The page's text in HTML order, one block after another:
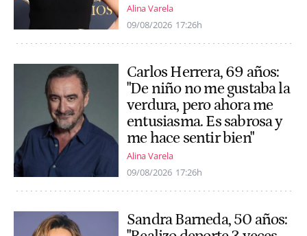
Alina Varela
09/08/2026 17:26h
Carlos Herrera, 69 años:
"De niño no me gustaba la
verdura, pero ahora me
entusiasma. Es sabrosa y
me hace sentir bien"
Alina Varela
09/08/2026 17:26h
Sandra Barneda, 50 años: